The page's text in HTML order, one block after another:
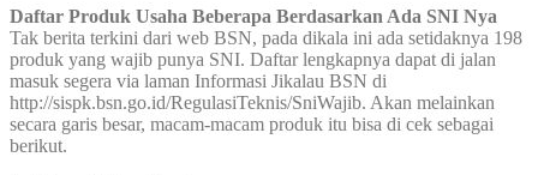
Daftar Produk Usaha Beberapa Berdasarkan Ada SNI Nya
Tak berita terkini dari web BSN, pada dikala ini ada setidaknya 198
produk yang wajib punya SNI. Daftar lengkapnya dapat di jalan
masuk segera via laman Informasi Jikalau BSN di
http://sispk.bsn.go.id/RegulasiTeknis/SniWajib. Akan melainkan
secara garis besar, macam-macam produk itu bisa di cek sebagai
berikut.